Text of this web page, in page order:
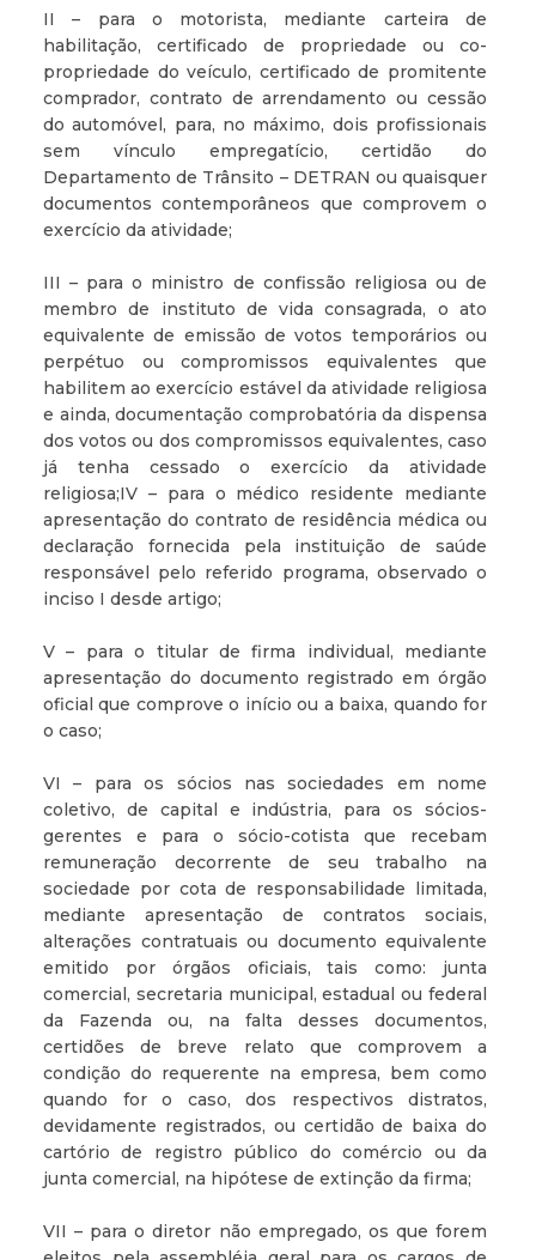
II – para o motorista, mediante carteira de
habilitação, certificado de propriedade ou co-
propriedade do veículo, certificado de promitente
comprador, contrato de arrendamento ou cessão
do automóvel, para, no máximo, dois profissionais
sem vínculo empregatício, certidão do
Departamento de Trânsito – DETRAN ou quaisquer
documentos contemporâneos que comprovem o
exercício da atividade;
III – para o ministro de confissão religiosa ou de
membro de instituto de vida consagrada, o ato
equivalente de emissão de votos temporários ou
perpétuo ou compromissos equivalentes que
habilitem ao exercício estável da atividade religiosa
e ainda, documentação comprobatória da dispensa
dos votos ou dos compromissos equivalentes, caso
já tenha cessado o exercício da atividade
religiosa;IV – para o médico residente mediante
apresentação do contrato de residência médica ou
declaração fornecida pela instituição de saúde
responsável pelo referido programa, observado o
inciso I desde artigo;
V – para o titular de firma individual, mediante
apresentação do documento registrado em órgão
oficial que comprove o início ou a baixa, quando for
o caso;
VI – para os sócios nas sociedades em nome
coletivo, de capital e indústria, para os sócios-
gerentes e para o sócio-cotista que recebam
remuneração decorrente de seu trabalho na
sociedade por cota de responsabilidade limitada,
mediante apresentação de contratos sociais,
alterações contratuais ou documento equivalente
emitido por órgãos oficiais, tais como: junta
comercial, secretaria municipal, estadual ou federal
da Fazenda ou, na falta desses documentos,
certidões de breve relato que comprovem a
condição do requerente na empresa, bem como
quando for o caso, dos respectivos distratos,
devidamente registrados, ou certidão de baixa do
cartório de registro público do comércio ou da
junta comercial, na hipótese de extinção da firma;
VII – para o diretor não empregado, os que forem